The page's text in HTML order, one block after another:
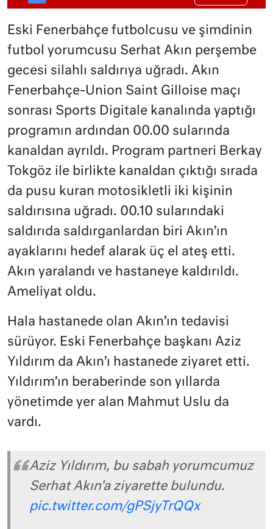
Eski Fenerbahçe futbolcusu ve şimdinin
futbol yorumcusu Serhat Akın perşembe
gecesi silahlı saldırıya uğradı. Akın
Fenerbahçe-Union Saint Gilloise maçı
sonrası Sports Digitale kanalında yaptığı
programın ardından 00.00 sularında
kanaldan ayrıldı. Program partneri Berkay
Tokgöz ile birlikte kanaldan çıktığı sırada
da pusu kuran motosikletli iki kişinin
saldırısına uğradı. 00.10 sularındaki
saldırıda saldırganlardan biri Akın’ın
ayaklarını hedef alarak üç el ateş etti.
Akın yaralandı ve hastaneye kaldırıldı.
Ameliyat oldu.
Hala hastanede olan Akın’ın tedavisi
sürüyor. Eski Fenerbahçe başkanı Aziz
Yıldırım da Akın’ı hastanede ziyaret etti.
Yıldırım’ın beraberinde son yıllarda
yönetimde yer alan Mahmut Uslu da
vardı.
Aziz Yıldırım, bu sabah yorumcumuz
Serhat Akın'a ziyarette bulundu.
pic.twitter.com/gPSjyTrQQx